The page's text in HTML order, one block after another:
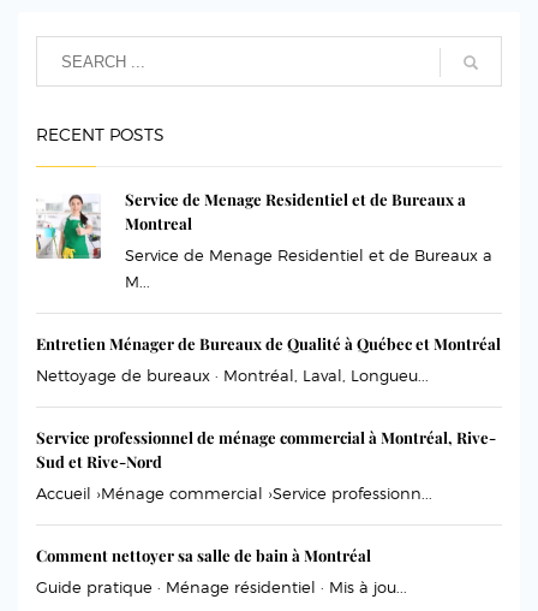
RECENT POSTS
Service de Menage Residentiel et de Bureaux a
Montreal
Service de Menage Residentiel et de Bureaux a
M...
Entretien Ménager de Bureaux de Qualité à Québec et Montréal
Nettoyage de bureaux · Montréal, Laval, Longueu...
Service professionnel de ménage commercial à Montréal, Rive-
Sud et Rive-Nord
Accueil ›Ménage commercial ›Service professionn...
Comment nettoyer sa salle de bain à Montréal
Guide pratique · Ménage résidentiel · Mis à jou...